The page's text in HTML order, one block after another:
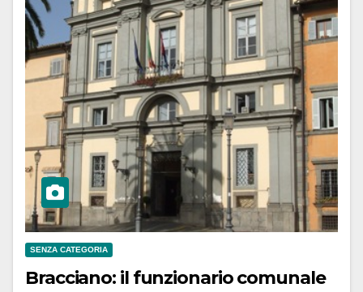
SENZA CATEGORIA
Bracciano: il funzionario comunale